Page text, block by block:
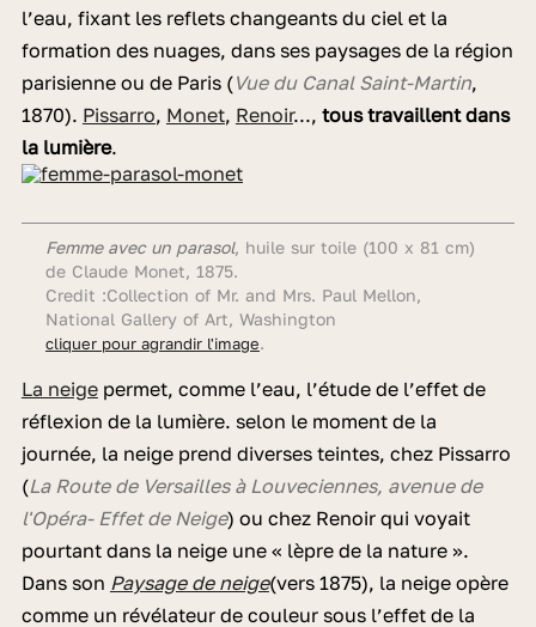
l’eau, fixant les reflets changeants du ciel et la
formation des nuages, dans ses paysages de la région
parisienne ou de Paris (Vue du Canal Saint-Martin,
1870). Pissarro, Monet, Renoir..., tous travaillent dans
la lumière.
Femme avec un parasol, huile sur toile (100 x 81 cm)
de Claude Monet, 1875.
Credit :Collection of Mr. and Mrs. Paul Mellon,
National Gallery of Art, Washington
cliquer pour agrandir l'image.
La neigepermet, comme l’eau, l’étude de l’effet de
réflexion de la lumière. selon le moment de la
journée, la neige prend diverses teintes, chez Pissarro
(La Route de Versailles à Louveciennes, avenue de
l'Opéra- Effet de Neige) ou chez Renoir qui voyait
pourtant dans la neige une « lèpre de la nature ».
Dans son Paysage de neige(vers 1875), la neige opère
comme un révélateur de couleur sous l’effet de la